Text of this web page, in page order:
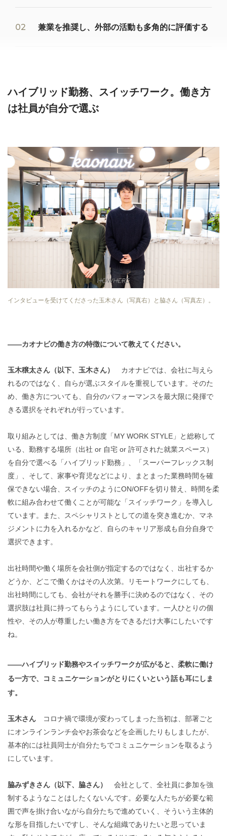
兼業を推奨し、外部の活動も多角的に評価する
ハイブリッド勤務、スイッチワーク。働き方
は社員が自分で選ぶ
インタビューを受けてくださった玉木さん（写真右）と脇さん（写真左）。
——カオナビの働き方の特徴について教えてください。
玉木穣太さん（以下、玉木さん）
カオナビでは、会社に与えら
れるのではなく、自らが選ぶスタイルを重視しています。そのた
め、働き方についても、自分のパフォーマンスを最大限に発揮で
きる選択をそれぞれが行っています。
取り組みとしては、働き方制度「MY WORK STYLE」と総称して
いる、勤務する場所（出社 or 自宅 or 許可された就業スペース）
を自分で選べる「ハイブリッド勤務」、「スーパーフレックス制
度」、そして、家事や育児などにより、まとまった業務時間を確
保できない場合、スイッチのようにON/OFFを切り替え、時間を柔
軟に組み合わせて働くことが可能な「スイッチワーク」を導入し
ています。また、スペシャリストとしての道を突き進むか、マネ
ジメントに力を入れるかなど、自らのキャリア形成も自分自身で
選択できます。
出社時間や働く場所を会社側が指定するのではなく、出社するか
どうか、どこで働くかはその人次第。リモートワークにしても、
出社時間にしても、会社がそれを勝手に決めるのではなく、その
選択肢は社員に持ってもらうようにしています。一人ひとりの個
性や、その人が尊重したい働き方をできるだけ大事にしたいです
ね。
——ハイブリッド勤務やスイッチワークが広がると、柔軟に働け
る一方で、コミュニケーションがとりにくいという話も耳にしま
す。
玉木さん
コロナ禍で環境が変わってしまった当初は、部署ごと
にオンラインランチ会やお茶会などを企画したりもしましたが、
基本的には社員同士が自分たちでコミュニケーションを取るよう
にしています。
脇みずきさん（以下、脇さん） 会社として、全社員に参加を強
制するようなことはしたくないんです。必要な人たちが必要な範
囲で声を掛け合いながら自分たちで進めていく、そういう主体的
な形を目指したいですし、そんな組織でありたいと思っていま